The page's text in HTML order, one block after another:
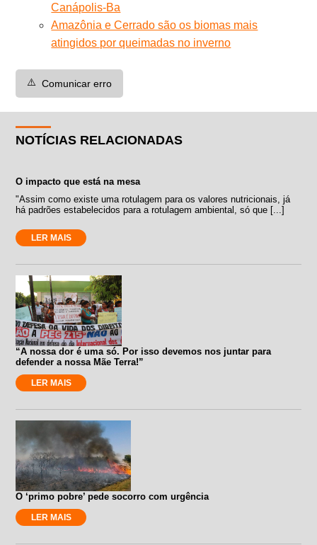
Canápolis-Ba
Amazônia e Cerrado são os biomas mais
atingidos por queimadas no inverno
⚠️ Comunicar erro
NOTÍCIAS RELACIONADAS
O impacto que está na mesa
"Assim como existe uma rotulagem para os valores nutricionais, já
há padrões estabelecidos para a rotulagem ambiental, só que [...]
LER MAIS
“A nossa dor é uma só. Por isso devemos nos juntar para
defender a nossa Mãe Terra!”
LER MAIS
O ‘primo pobre’ pede socorro com urgência
LER MAIS